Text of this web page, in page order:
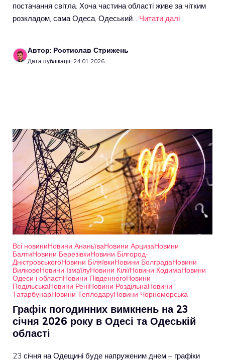
постачання світла. Хоча частина області живе за чітким
розкладом, сама Одеса, Одеський… Читати далі
Автор: Ростислав Стрижень
Дата публікації: 24.01.2026
Всі новиниНовини АнаньїваНовини АрцизаНовини
БалтиНовини БерезівкиНовини Білгород-
ДністровськогоНовини БіляївкиНовини БолградаНовини
ВилковеНовини ІзмаїлуНовини КіліїНовини КодимаНовини
Одеси і областіНовини ПівденногоНовини
ПодільськаНовини РеніНовини РоздільнаНовини
ТатарбунарНовини ТеплодаруНовини Чорноморська
Графік погодинних вимкнень на 23
січня 2026 року в Одесі та Одеській
області
23 січня на Одещині буде напруженим днем – графіки